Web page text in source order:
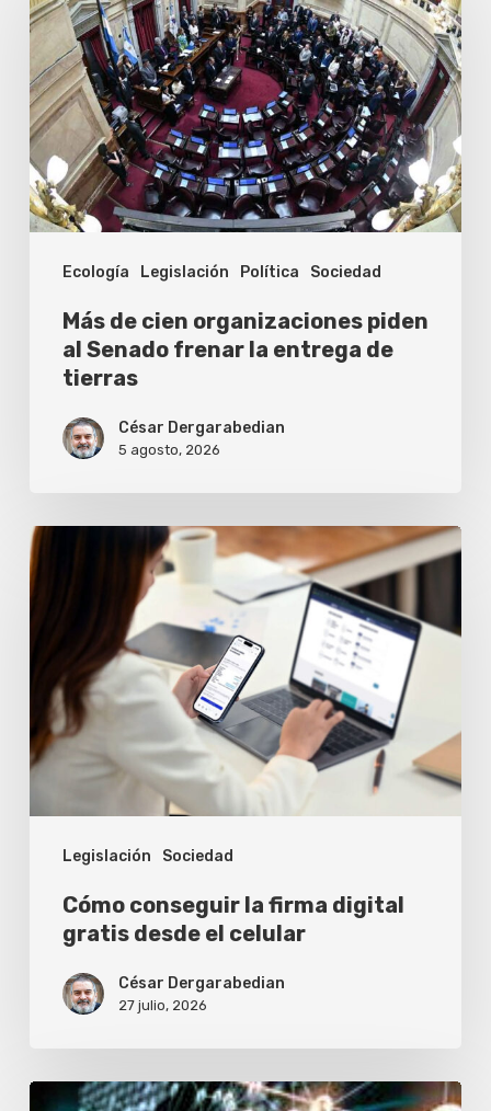
Ecología Legislación Política Sociedad
cien
organizaciones
piden
al
Senado
frenar
la
entrega
tierras
Más de cien organizaciones piden
al Senado frenar la entrega de
tierras
César Dergarabedian
5 agosto, 2026
Legislación Sociedad
Cómo
conseguir
la
digital
gratis
desde
celular
Cómo conseguir la firma digital
gratis desde el celular
César Dergarabedian
27 julio, 2026
Empresarios